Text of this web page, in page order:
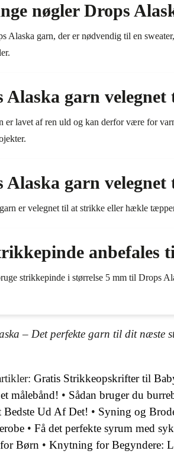
nøgler Drops
Alaska garn, der er nødvendig til en
Alaska garn
er lavet af ren uld og kan derfor være for
Alaska garn
er velegnet til at strikke eller hækle
anbefales
strikkepinde i størrelse 5 mm til Drops
– Det perfekte garn til dit næste
Gratis Strikkeopskrifter til
målebånd! • Sådan bruger du
Bedste Ud Af Det! • Syning og
• Få det perfekte syrum med
Børn • Knytning for Begyndere: